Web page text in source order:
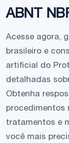
ABNT
Acesse agora,
brasileiro e
artificial do
detalhadas
Obtenha
procedimentos
tratamentos e
você mais